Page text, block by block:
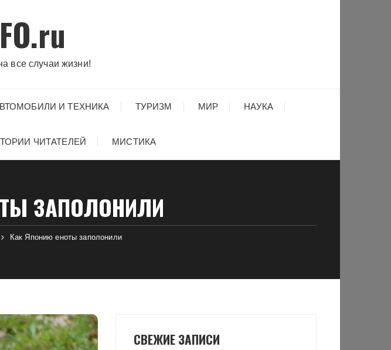
все случаи жизни!
И ТЕХНИКА ТУРИЗМ МИР НАУКА
ЧИТАТЕЛЕЙ МИСТИКА
ЗАПОЛОНИЛИ
Как Японию еноты заполонили
СВЕЖИЕ ЗАПИСИ